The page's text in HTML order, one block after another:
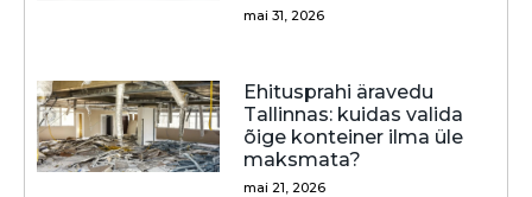
mai 31, 2026
Ehitusprahi äravedu
Tallinnas: kuidas valida
õige konteiner ilma üle
maksmata?
mai 21, 2026